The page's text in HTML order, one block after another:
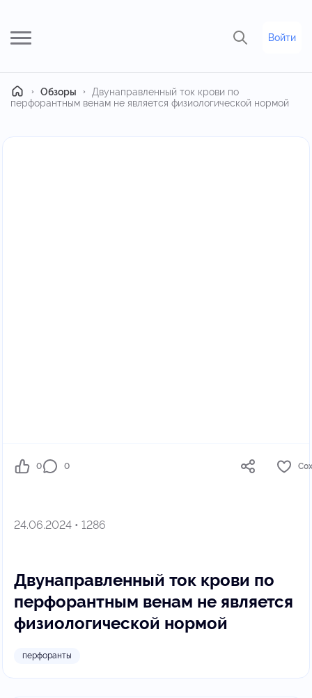
Войти
ГлавнаяОбзоры
Двунаправленный ток крови по
перфорантным венам не является физиологической нормой
24.06.2024 • 1286
0 0
Двунаправленный ток крови по
перфорантным венам не является
физиологической нормой
перфоранты